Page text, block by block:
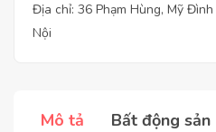
Địa chỉ: 36 Phạm Hùng, Mỹ
Nội
Mô tả Bất động sản